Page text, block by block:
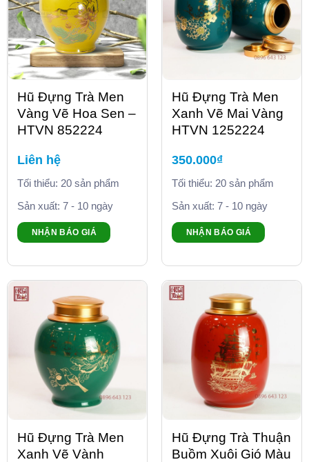
Hũ Đựng Trà Men
Vàng Vẽ Hoa Sen –
HTVN 852224
Liên hệ
Tối thiểu: 20 sản phẩm
Sản xuất: 7 - 10 ngày
NHẬN BÁO GIÁ
Hũ Đựng Trà Men
Xanh Vẽ Mai Vàng
HTVN 1252224
350.000₫
Tối thiểu: 20 sản phẩm
Sản xuất: 7 - 10 ngày
NHẬN BÁO GIÁ
Hũ Đựng Trà Men
Xanh Vẽ Vành
Hũ Đựng Trà Thuận
Buồm Xuôi Gió Màu